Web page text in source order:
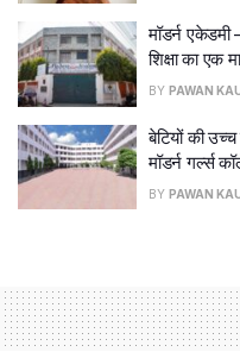
मॉडर्न
शिक्षा का एक
BY PAWAN
बेटियों की
मॉडर्न गर्ल्स
BY PAWAN